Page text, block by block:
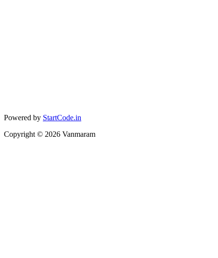
Powered by StartCode.in
Copyright © 2026 Vanmaram